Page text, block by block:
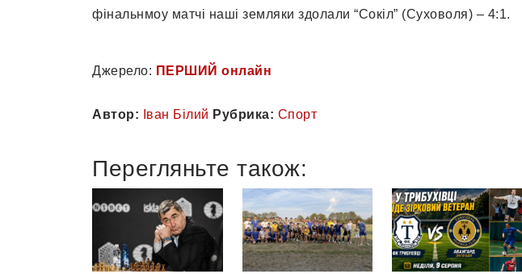
фінальнмоу матчі наші земляки здолали “Сокіл” (Суховоля) – 4:1.
Джерело: ПЕРШИЙ онлайн
Автор: Іван Білий Рубрика: Спорт
Перегляньте також: